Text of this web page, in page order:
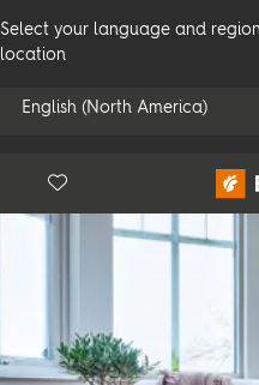
Select your language and
location
English (North America)
Floor.Wishlist
Consumer